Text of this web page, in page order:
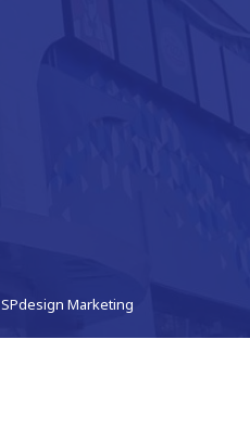
SPdesign Marketing